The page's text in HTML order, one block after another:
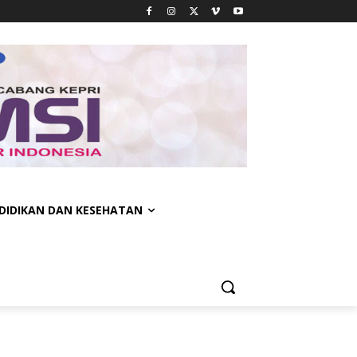
DAN KESEHATAN